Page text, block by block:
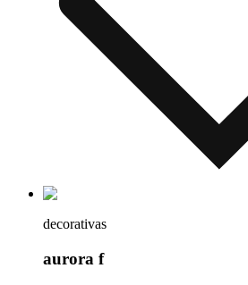
decorativas
aurora f